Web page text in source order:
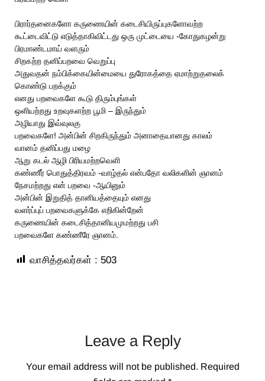
பிரார்தனைகளோ கருணையின் கடைசியிருப்புகளோவற்ற
கூட்டைவிட்டு எடுத்தாகிவிட்டது ஒரு முட்டையை -கோதுகழன்று
பிரமாண்டமாய் வளரும்
சிறகற்ற தனிப்பறவை வெறுப்பு
அதுவதன் நம்பிக்கையின்மையை துரோகத்தை ஏமாற்றுதலைக்
கொண்டு பறக்கும்
எனது பறவைகளே கூடு திரும்புங்கள்
ஒளியற்றது உறவுகளற்ற பூமி – இருந்தும்
அழியாது இவ்வுலகு
பறவைகளே! அன்பின் சிறகிருந்தும் அனாதையானது காலம்
வானம் தனிப்பது மழை
ஆறு கடல் ஆழி பிரியமற்றவெளி
கண்ணீர் பொதுத்திரவம் -வாழ்தல் என்பதோ வலிகளின் ஞானம்
நேசமற்றது என் பறவை -ஆயினும்
அன்பின் இறுதித் தானியத்தையும் எனது
வளர்ப்புப் பறவைகளுக்கே எறிகின்றேன்
கருணையின் கடைசித்தானியமுமற்றது பசி
பறவைகளே கண்ணீரே ஞானம்.
வாசித்தவர்கள் : 503
Leave a Reply
Your email address will not be published. Required